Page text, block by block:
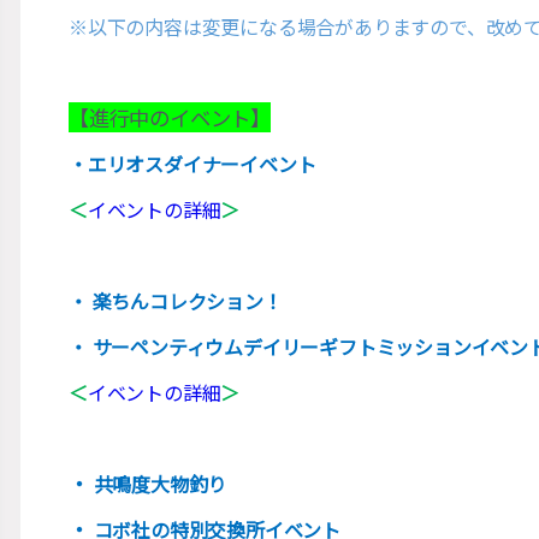
※以下の内容は変更になる場合がありますので、改め
【進行中のイベント】
・エリオスダイナーイベント
＜イベントの詳細＞
・ 楽ちんコレクション！
・ サーペンティウムデイリーギフトミッションイベン
＜イベントの詳細＞
・ 共鳴度大物釣り
・ コボ社の特別交換所イベント